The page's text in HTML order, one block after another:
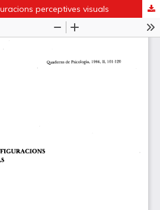
perceptives visuals